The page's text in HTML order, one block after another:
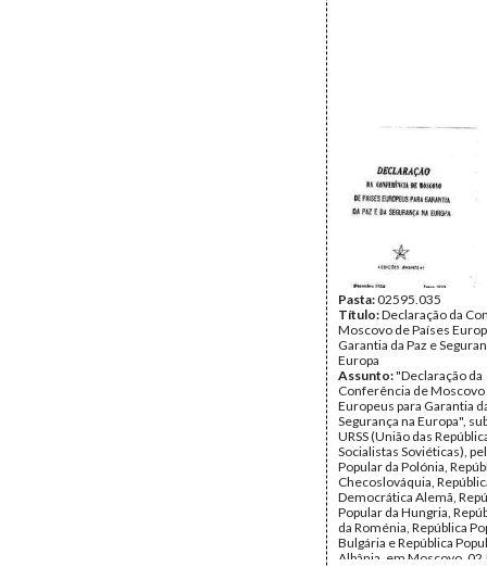
Pasta:02595.035
Título:Declaração da
Moscovo de Países
Garantia da Paz e
Europa
Assunto:"Declaração da
Conferência de Moscovo
Europeus para Garantia
Segurança na Europa",
URSS (União das
Socialistas Soviéticas),
Popular da Polónia,
Checoslováquia,
Democrática Alemã,
Popular da Hungria,
da Roménia, República
Bulgária e República
Albânia, em Moscovo,